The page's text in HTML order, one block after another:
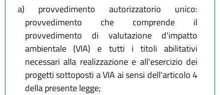
a) provvedimento autorizzatorio unico:
provvedimento che comprende il
provvedimento di valutazione d'impatto
ambientale (VIA) e tutti i titoli abilitativi
necessari alla realizzazione e all'esercizio dei
progetti sottoposti a VIA ai sensi dell'articolo 4
della presente legge;